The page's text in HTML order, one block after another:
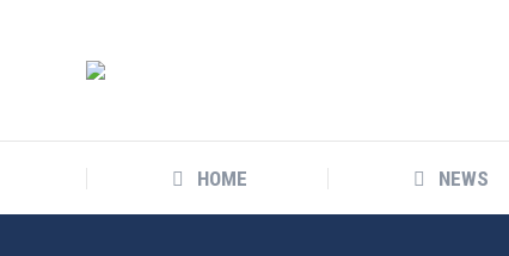
HOME NEWS